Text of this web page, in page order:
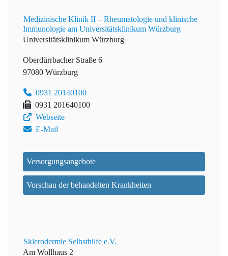
Medizinische Klinik II – Rheumatologie und klinische
Immunologie am Universitätsklinikum Würzburg
Universitätsklinikum Würzburg
Oberdürrbacher Straße 6
97080 Würzburg
0931 20140100
0931 201640100
Webseite
E-Mail
Versorgungsangebote
Vorschau der behandelten Krankheiten
Sklerodermie Selbsthilfe e.V.
Am Wollhaus 2